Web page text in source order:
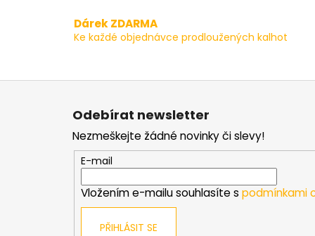
Dárek ZDARMA
Ke každé objednávce prodloužených kalhot
Odebírat newsletter
Nezmeškejte žádné novinky či slevy!
E-mail
Vložením e-mailu souhlasíte s podmínkami
PŘIHLÁSIT SE